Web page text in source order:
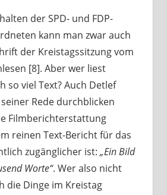
der SPD- und FDP-
kann man zwar auch
der Kreistagssitzung vom
[8]. Aber wer liest
so viel Text? Auch Detlef
Rede durchblicken
Filmberichterstattung
reinen Text-Bericht für das
zugänglicher ist:„Ein Bild
Worte“. Wer also nicht
die Dinge im Kreistag